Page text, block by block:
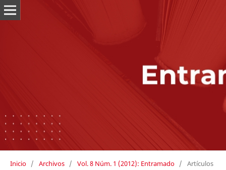
Inicio / Archivos / Vol. 8 Núm. 1 (2012): Entramado / Artículos